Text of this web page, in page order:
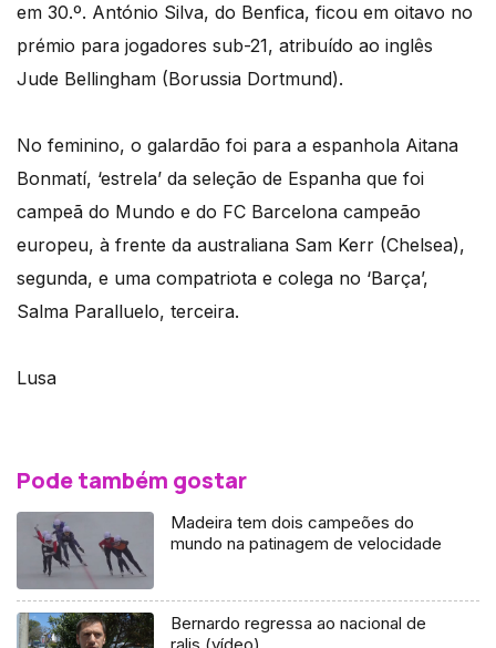
em 30.º. António Silva, do Benfica, ficou em oitavo no
prémio para jogadores sub-21, atribuído ao inglês
Jude Bellingham (Borussia Dortmund).
No feminino, o galardão foi para a espanhola Aitana
Bonmatí, ‘estrela’ da seleção de Espanha que foi
campeã do Mundo e do FC Barcelona campeão
europeu, à frente da australiana Sam Kerr (Chelsea),
segunda, e uma compatriota e colega no ‘Barça’,
Salma Paralluelo, terceira.
Lusa
Pode também gostar
Madeira tem dois campeões do
mundo na patinagem de velocidade
Bernardo regressa ao nacional de